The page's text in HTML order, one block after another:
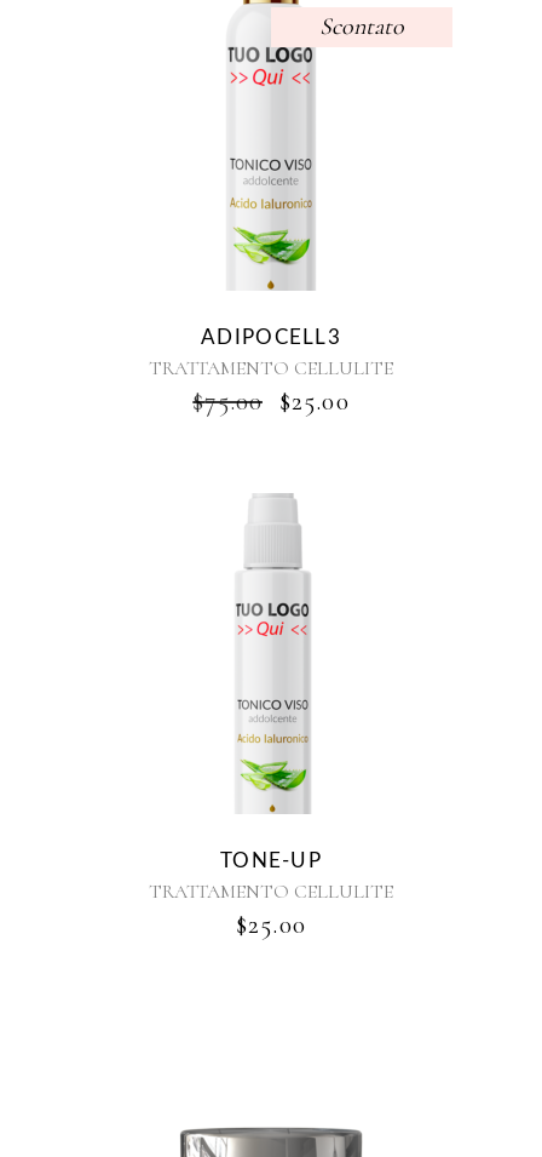
Scontato
ADIPOCELL3
TRATTAMENTO CELLULITE
$75.00 IL
PREZZO
$75.00.
$25.00IL
TONE-UP
TRATTAMENTO CELLULITE
$25.00